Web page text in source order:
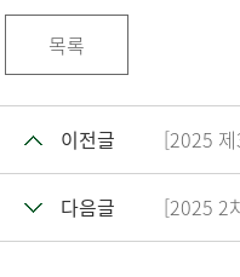
목록
이전글 [2025
다음글 [2025 2